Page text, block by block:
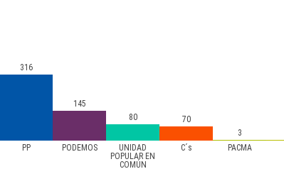
PP PODEMOS
UNIDAD
POPULAR EN
COMÚN
C´s PACMA
316
145
80
70
3